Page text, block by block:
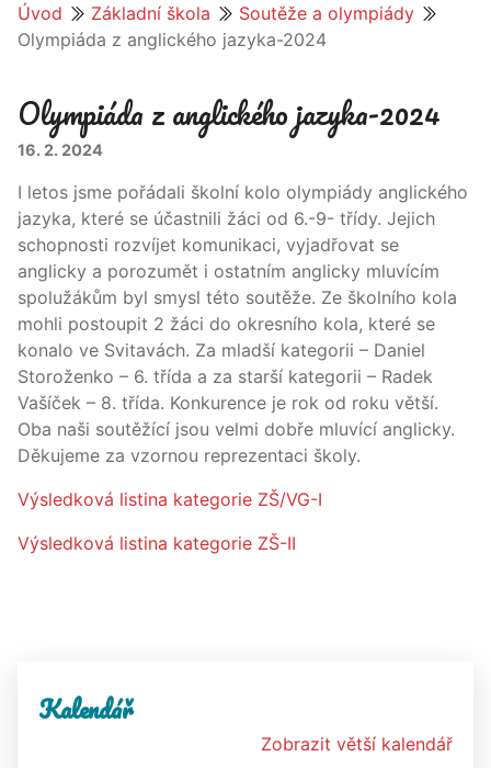
Úvod Základní škola
Soutěže a olympiády
Olympiáda z anglického jazyka-2024
Olympiáda z anglického jazyka-2024
16. 2. 2024
I letos jsme pořádali školní kolo olympiády anglického
jazyka, které se účastnili žáci od 6.-9- třídy. Jejich
schopnosti rozvíjet komunikaci, vyjadřovat se
anglicky a porozumět i ostatním anglicky mluvícím
spolužákům byl smysl této soutěže. Ze školního kola
mohli postoupit 2 žáci do okresního kola, které se
konalo ve Svitavách. Za mladší kategorii – Daniel
Storoženko – 6. třída a za starší kategorii – Radek
Vašíček – 8. třída. Konkurence je rok od roku větší.
Oba naši soutěžící jsou velmi dobře mluvící anglicky.
Děkujeme za vzornou reprezentaci školy.
Výsledková listina kategorie ZŠ/VG-I
Výsledková listina kategorie ZŠ-II
Kalendář
Zobrazit větší kalendář